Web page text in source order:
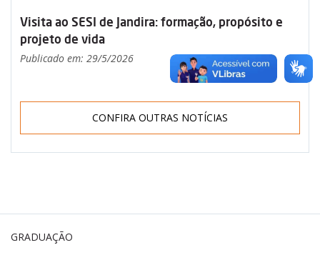
Visita ao SESI de Jandira: formação, propósito e
projeto de vida
Publicado em: 29/5/2026
CONFIRA OUTRAS NOTÍCIAS
GRADUAÇÃO